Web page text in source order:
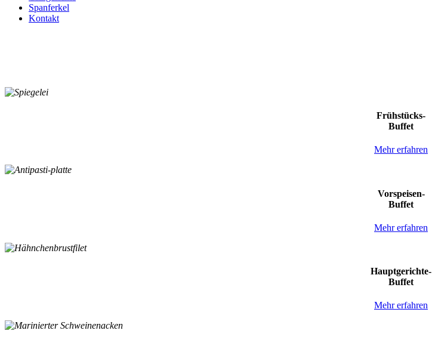
Spanferkel
Kontakt
Frühstücks-
Buffet
Mehr erfahren
Vorspeisen-
Buffet
Mehr erfahren
Hauptgerichte-
Buffet
Mehr erfahren